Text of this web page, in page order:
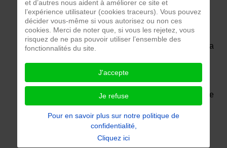
Lorsqu'on branche la centrale vapeur, l’eau située la
s'échappe du boîtier de la centrale vapeur
Après démontage on remarque qu'en chauffe, une
fuite apparaît au niveau du raccord Ra fileté qui relie
la cuve Cu à l’électrovanne El de distribution de la
vapeur vers le fer à repasser.
Afin de réparer cette fuite, on ressert le raccord Ra
en débranchant les différents tubes Tb reliés à
et d’autres nous aident à améliorer ce site et
l’expérience utilisateur (cookies traceurs). Vous pouvez
décider vous-même si vous autorisez ou non ces
cookies. Merci de noter que, si vous les rejetez, vous
risquez de ne pas pouvoir utiliser l’ensemble des
fonctionnalités du site.
J'accepte
Je refuse
Pour en savoir plus sur notre politique de
confidentialité,
Cliquez ici